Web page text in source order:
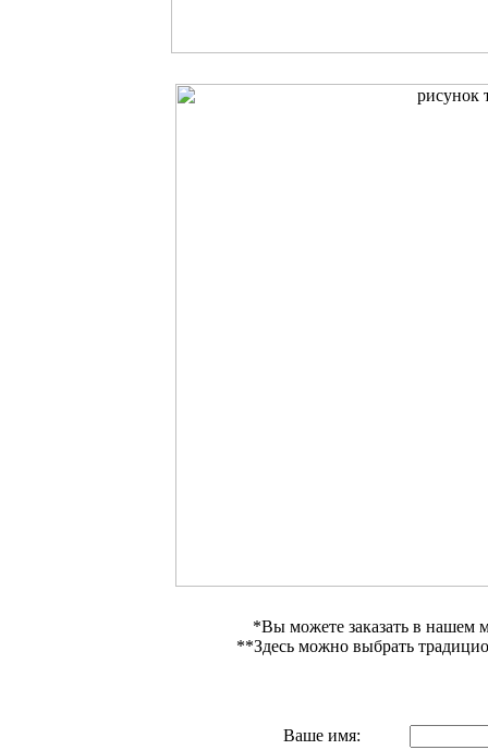
*Вы можете заказать в нашем
**Здесь можно выбрать
Ваше имя: